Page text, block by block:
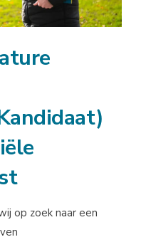
op zoek naar een